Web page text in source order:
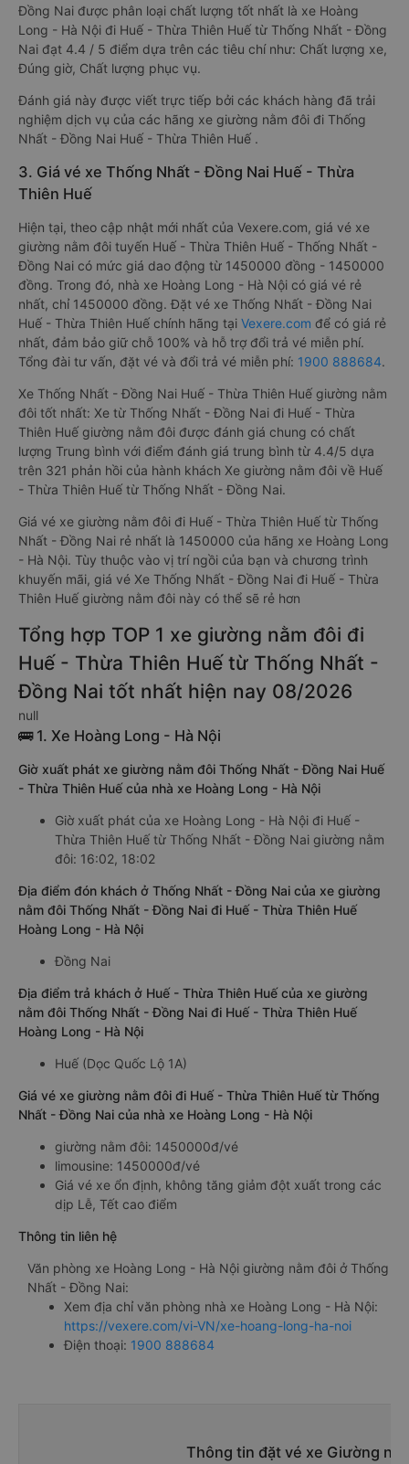
Đồng Nai được phân loại chất lượng tốt nhất là xe Hoàng
Long - Hà Nội đi Huế - Thừa Thiên Huế từ Thống Nhất - Đồng
Nai đạt 4.4 / 5 điểm dựa trên các tiêu chí như: Chất lượng xe,
Đúng giờ, Chất lượng phục vụ.
Đánh giá này được viết trực tiếp bởi các khách hàng đã trải
nghiệm dịch vụ của các hãng xe giường nằm đôi đi Thống
Nhất - Đồng Nai Huế - Thừa Thiên Huế .
3. Giá vé xe Thống Nhất - Đồng Nai Huế - Thừa
Thiên Huế
Hiện tại, theo cập nhật mới nhất của Vexere.com, giá vé xe
giường nằm đôi tuyến Huế - Thừa Thiên Huế - Thống Nhất -
Đồng Nai có mức giá dao động từ 1450000 đồng - 1450000
đồng. Trong đó, nhà xe Hoàng Long - Hà Nội có giá vé rẻ
nhất, chỉ 1450000 đồng. Đặt vé xe Thống Nhất - Đồng Nai
Huế - Thừa Thiên Huế chính hãng tại Vexere.com để có giá rẻ
nhất, đảm bảo giữ chỗ 100% và hỗ trợ đổi trả vé miễn phí.
Tổng đài tư vấn, đặt vé và đổi trả vé miễn phí: 1900 888684.
Xe Thống Nhất - Đồng Nai Huế - Thừa Thiên Huế giường nằm
đôi tốt nhất: Xe từ Thống Nhất - Đồng Nai đi Huế - Thừa
Thiên Huế giường nằm đôi được đánh giá chung có chất
lượng Trung bình với điểm đánh giá trung bình từ 4.4/5 dựa
trên 321 phản hồi của hành khách Xe giường nằm đôi về Huế
- Thừa Thiên Huế từ Thống Nhất - Đồng Nai.
Giá vé xe giường nằm đôi đi Huế - Thừa Thiên Huế từ Thống
Nhất - Đồng Nai rẻ nhất là 1450000 của hãng xe Hoàng Long
- Hà Nội. Tùy thuộc vào vị trí ngồi của bạn và chương trình
khuyến mãi, giá vé Xe Thống Nhất - Đồng Nai đi Huế - Thừa
Thiên Huế giường nằm đôi này có thể sẽ rẻ hơn
Tổng hợp TOP 1 xe giường nằm đôi đi
Huế - Thừa Thiên Huế từ Thống Nhất -
Đồng Nai tốt nhất hiện nay 08/2026
null
🚌 1. Xe Hoàng Long - Hà Nội
Giờ xuất phát xe giường nằm đôi Thống Nhất - Đồng Nai Huế
- Thừa Thiên Huế của nhà xe Hoàng Long - Hà Nội
Giờ xuất phát của xe Hoàng Long - Hà Nội đi Huế -
Thừa Thiên Huế từ Thống Nhất - Đồng Nai giường nằm
đôi: 16:02, 18:02
Địa điểm đón khách ở Thống Nhất - Đồng Nai của xe giường
nằm đôi Thống Nhất - Đồng Nai đi Huế - Thừa Thiên Huế
Hoàng Long - Hà Nội
Đồng Nai
Địa điểm trả khách ở Huế - Thừa Thiên Huế của xe giường
nằm đôi Thống Nhất - Đồng Nai đi Huế - Thừa Thiên Huế
Hoàng Long - Hà Nội
Huế (Dọc Quốc Lộ 1A)
Giá vé xe giường nằm đôi đi Huế - Thừa Thiên Huế từ Thống
Nhất - Đồng Nai của nhà xe Hoàng Long - Hà Nội
giường nằm đôi: 1450000đ/vé
limousine: 1450000đ/vé
Giá vé xe ổn định, không tăng giảm đột xuất trong các
dịp Lễ, Tết cao điểm
Thông tin liên hệ
Văn phòng xe Hoàng Long - Hà Nội giường nằm đôi ở Thống
Nhất - Đồng Nai:
Xem địa chỉ văn phòng nhà xe Hoàng Long - Hà Nội:
https://vexere.com/vi-VN/xe-hoang-long-ha-noi
Điện thoại: 1900 888684
Thông tin đặt vé xe Giường